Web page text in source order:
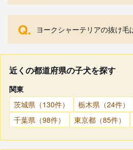
Q. ヨークシャーテリアの抜け毛
近くの都道府県の子犬を探す
関東
茨城県（130件）
栃木県（24件）
千葉県（98件）
東京都（85件）